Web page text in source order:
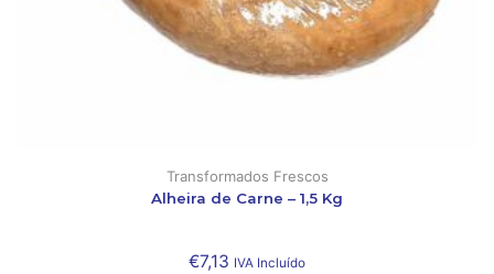
Transformados Frescos
Alheira de Carne – 1,5 Kg
€7,13 IVA Incluído